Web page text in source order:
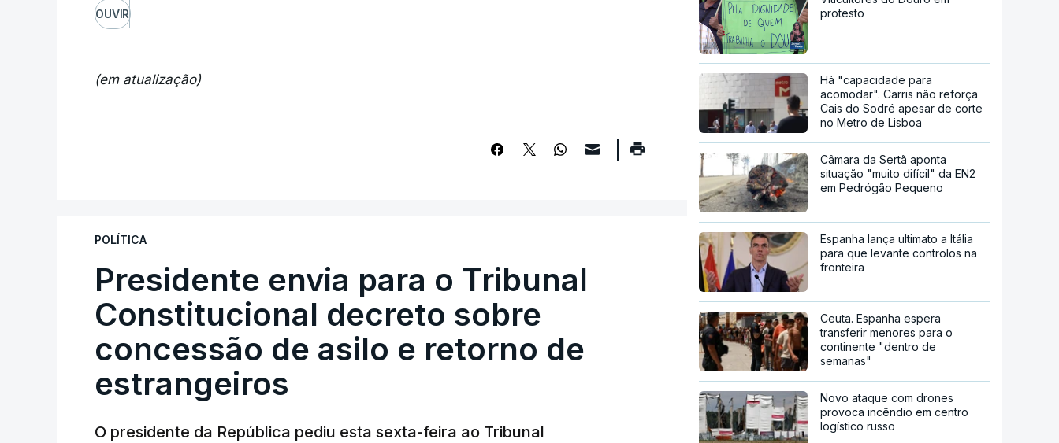
OUVIR
(em atualização)
POLÍTICA
Presidente envia para o Tribunal
Constitucional decreto sobre
concessão de asilo e retorno de
estrangeiros
O presidente da República pediu esta sexta-feira ao Tribunal
protesto
Há "capacidade para
acomodar". Carris não reforça
Cais do Sodré apesar de corte
no Metro de Lisboa
Câmara da Sertã aponta
situação "muito difícil" da EN2
em Pedrógão Pequeno
Espanha lança ultimato a Itália
para que levante controlos na
fronteira
Ceuta. Espanha espera
transferir menores para o
continente "dentro de
semanas"
Novo ataque com drones
provoca incêndio em centro
logístico russo